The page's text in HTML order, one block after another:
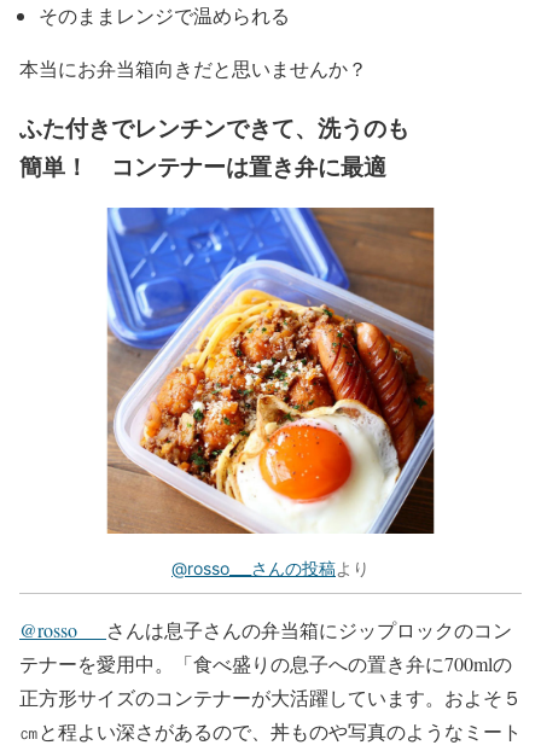
そのままレンジで温められる
本当にお弁当箱向きだと思いませんか？
ふた付きでレンチンできて、洗うのも
簡単！ コンテナーは置き弁に最適
@rosso___さんの投稿より
@rosso___ さんは息子さんの弁当箱にジップロックのコン
テナーを愛用中。「食べ盛りの息子への置き弁に700mlの
正方形サイズのコンテナーが大活躍しています。およそ５
㎝と程よい深さがあるので、丼ものや写真のようなミート